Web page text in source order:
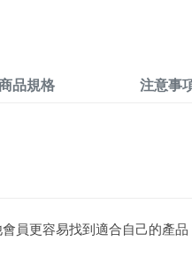
品規格 注意事
員更容易找到適合自己的產